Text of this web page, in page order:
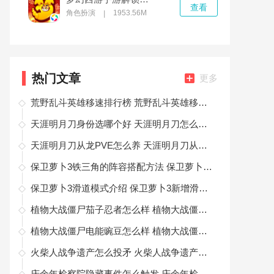
角色扮演 1953.56M
查看
热门文章 更多
荒野乱斗英雄移速排行榜 荒野乱斗英雄移速怎么样
天涯明月刀身份选哪个好 天涯明月刀怎么选择身份
天涯明月刀从龙PVE怎么养 天涯明月刀从龙PVE属性推荐
保卫萝卜3铁三角的阵容搭配方法 保卫萝卜3铁三角的阵容怎么搭配
保卫萝卜3滑道模式介绍 保卫萝卜3新增滑道模式玩法一览
植物大战僵尸茄子忍者怎么样 植物大战僵尸茄子忍者介绍
植物大战僵尸电能豌豆怎么样 植物大战僵尸电能豌豆测试一览
火柴人战争遗产怎么投矛 火柴人战争遗产投矛的方法